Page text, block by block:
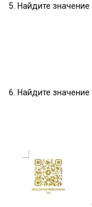
5. Найдите
6. Найдите